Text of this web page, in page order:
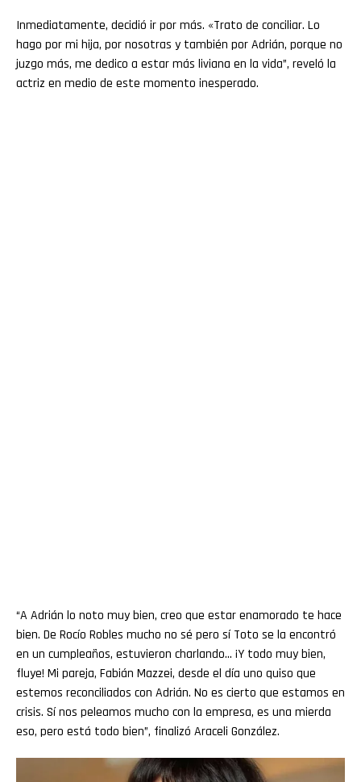
Inmediatamente, decidió ir por más. «Trato de conciliar. Lo
hago por mi hija, por nosotras y también por Adrián, porque no
juzgo más, me dedico a estar más liviana en la vida”, reveló la
actriz en medio de este momento inesperado.
“A Adrián lo noto muy bien, creo que estar enamorado te hace
bien. De Rocío Robles mucho no sé pero sí Toto se la encontró
en un cumpleaños, estuvieron charlando… ¡Y todo muy bien,
fluye! Mi pareja, Fabián Mazzei, desde el día uno quiso que
estemos reconciliados con Adrián. No es cierto que estamos en
crisis. Sí nos peleamos mucho con la empresa, es una mierda
eso, pero está todo bien”, finalizó Araceli González.